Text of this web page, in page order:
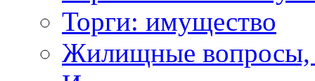
Торги: имущество
Жилищные вопросы,